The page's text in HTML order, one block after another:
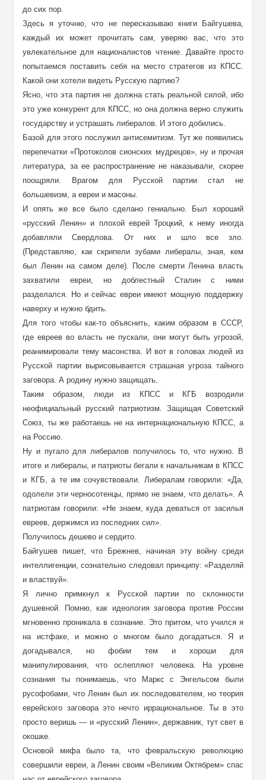
до сих пор.
Здесь я уточню, что не пересказываю книги Байгушева,
каждый их может прочитать сам, уверяю вас, что это
увлекательное для националистов чтение. Давайте просто
попытаемся поставить себя на место стратегов из КПСС.
Какой они хотели видеть Русскую партию?
Ясно, что эта партия не должна стать реальной силой, ибо
это уже конкурент для КПСС, но она должна верно служить
государству и устрашать либералов. И этого добились.
Базой для этого послужил антисемитизм. Тут же появились
перепечатки «Протоколов сионских мудрецов», ну и прочая
литература, за ее распространение не наказывали, скорее
поощряли. Врагом для Русской партии стал не
большевизм, а евреи и масоны.
И опять же все было сделано гениально. Был хороший
«русский Ленин» и плохой еврей Троцкий, к нему иногда
добавляли Свердлова. От них и шло все зло.
(Представляю, как скрипели зубами либералы, зная, кем
был Ленин на самом деле). После смерти Ленина власть
захватили евреи, но доблестный Сталин с ними
разделался. Но и сейчас евреи имеют мощную поддержку
наверху и нужно бдить.
Для того чтобы как-то объяснить, каким образом в СССР,
где евреев во власть не пускали, они могут быть угрозой,
реанимировали тему масонства. И вот в головах людей из
Русской партии вырисовывается страшная угроза тайного
заговора. А родину нужно защищать.
Таким образом, люди из КПСС и КГБ возродили
неофициальный русский патриотизм. Защищая Советский
Союз, ты же работаешь не на интернациональную КПСС, а
на Россию.
Ну и пугало для либералов получилось то, что нужно. В
итоге и либералы, и патриоты бегали к начальникам в КПСС
и КГБ, а те им сочувствовали. Либералам говорили: «Да,
одолели эти черносотенцы, прямо не знаем, что делать». А
патриотам говорили: «Не знаем, куда деваться от засилья
евреев, держимся из последних сил».
Получилось дешево и сердито.
Байгушев пишет, что Брежнев, начиная эту войну среди
интеллигенции, сознательно следовал принципу: «Разделяй
и властвуй».
Я лично примкнул к Русской партии по склонности
душевной. Помню, как идеология заговора против России
мгновенно проникала в сознание. Это притом, что учился я
на истфаке, и можно о многом было догадаться. Я и
догадывался, но фобии тем и хороши для
манипулирования, что ослепляют человека. На уровне
сознания ты понимаешь, что Маркс с Энгельсом были
русофобами, что Ленин был их последователем, но теория
еврейского заговора это нечто иррациональное. Ты в это
просто веришь — и «русский Ленин», державник, тут свет в
окошке.
Основой мифа было та, что февральскую революцию
совершили евреи, а Ленин своим «Великим Октябрем» спас